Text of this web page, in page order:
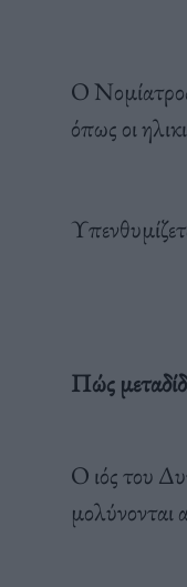
Ο
όπως οι
Πώς
Ο ιός του
μολύνονται